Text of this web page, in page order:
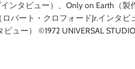
ンタビュー）、Only on Earth（
ロバート・クロフォードJr.インタ
ュー） ©1972 UNIVERSAL